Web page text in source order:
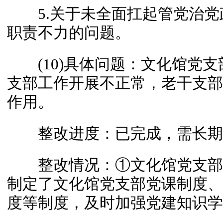
5.关于未全面扛起管党治党
职责不力的问题。
(10)具体问题：文化馆党支
支部工作开展不正常，老干支
作用。
整改进度：已完成，需长
整改情况：①文化馆党支部
制定了文化馆党支部党课制度
度等制度，及时加强党建知识